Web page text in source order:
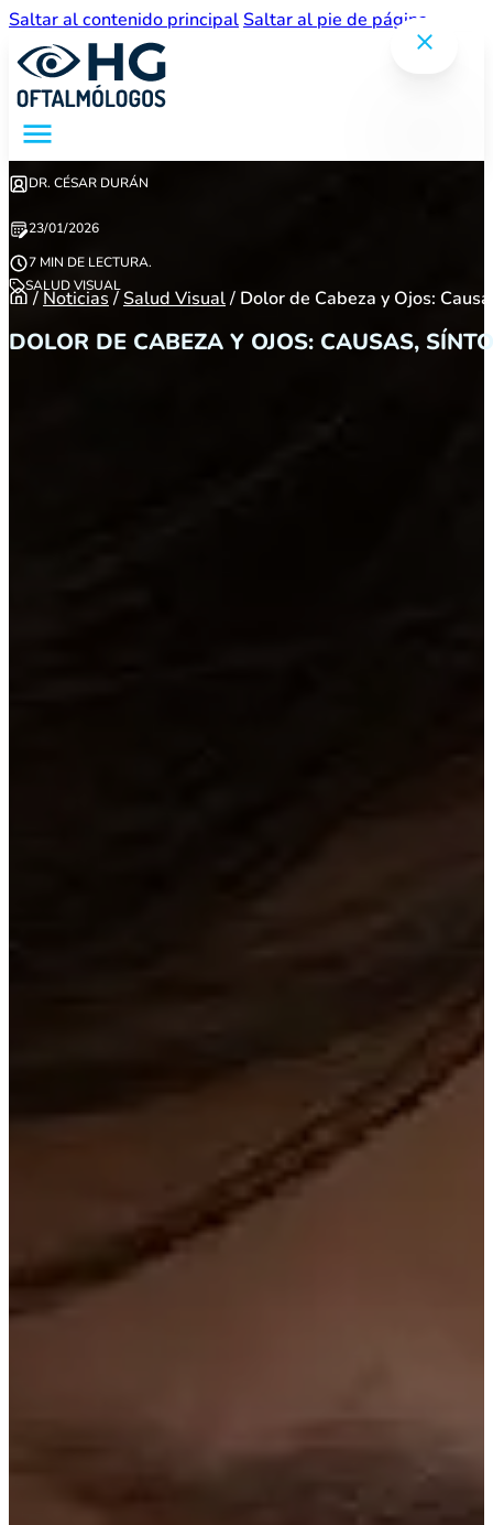
Saltar al contenido principalSaltar al pie de página
DR. CÉSAR DURÁN
23/01/2026
7 MIN DE LECTURA.
SALUD VISUAL
/ Noticias /Salud Visual/ Dolor de Cabeza y Ojos:
DOLOR DE CABEZA Y OJOS: CAUSAS,